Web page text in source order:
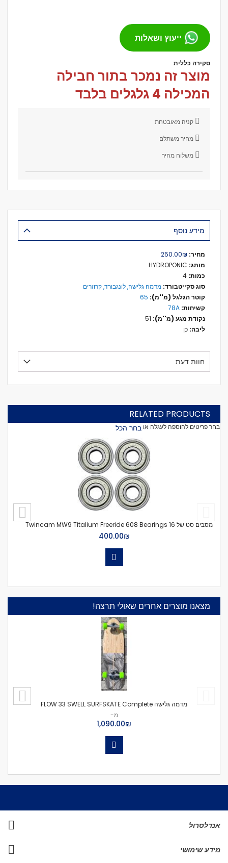
ייעוץ ושאלות
סקירה כללית
מוצר זה נמכר בתור חבילה
המכילה 4 גלגלים בלבד
קניה מאובטחת
מחיר משתלם
משלוח מהיר
מידע נוסף
מידע
נוסף
₪‏250.00
מדמה גלישה, לונגבורד, קרוזרים
65
78A
כן
חוות דעת
RELATED PRODUCTS
בחר פריטים להוספה לעגלה או בחר הכל
מסבים סט של 16 Twincam MW9 Titalium Freeride 608 Bearings
₪‏400.00
מצאנו מוצרים אחרים שאולי תרצה!
מדמה גלישה FLOW 33 SWELL SURFSKATE Complete
מ-
₪‏1,090.00
אנדלסרול
מידע שימושי